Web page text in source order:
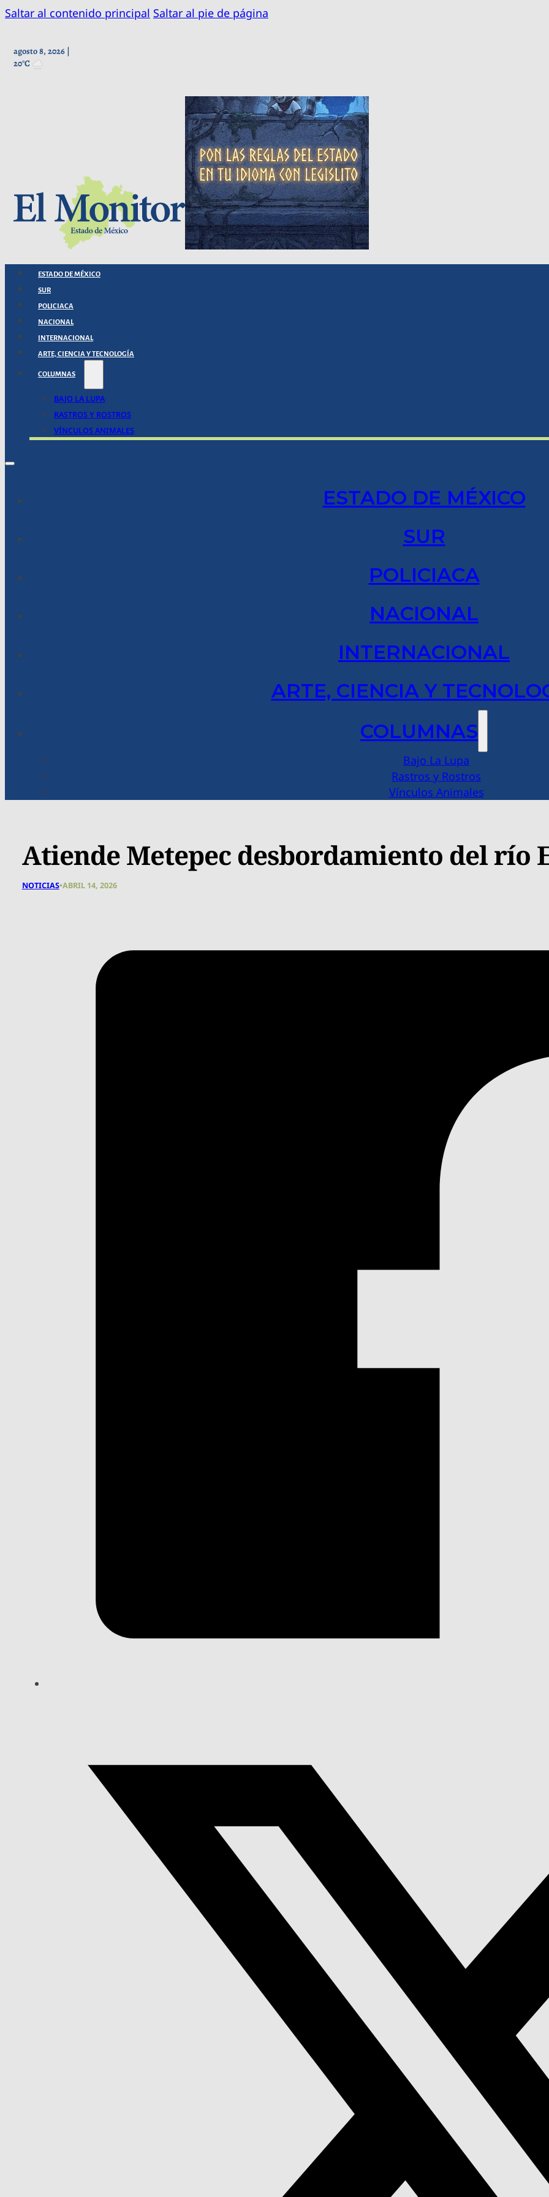
Saltar al contenido principal Saltar al pie de página
agosto 8, 2026 |
20°C
ESTADO DE MÉXICO
SUR
POLICIACA
NACIONAL
INTERNACIONAL
ARTE, CIENCIA Y TECNOLOGÍA
COLUMNAS
BAJO LA LUPA
RASTROS Y ROSTROS
VÍNCULOS ANIMALES
ESTADO DE MÉXICO
SUR
POLICIACA
NACIONAL
INTERNACIONAL
ARTE, CIENCIA Y
COLUMNAS
Bajo La Lupa
Rastros y Rostros
Vínculos Animales
Atiende Metepec desbordamiento del río
NOTICIAS•ABRIL 14, 2026